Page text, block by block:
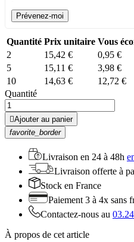
Prévenez-moi
Quantité Prix unitaire Vous
2
15,42 € 0,95 €
5
15,11 € 3,98 €
10
14,63 € 12,72 €
Quantité
Ajouter au panier
favorite_border
Livraison en 24 à 48h
Livraison offerte à
Stock en France
Paiement 3 à 4x sans
Contactez-nous au
À propos de cet article